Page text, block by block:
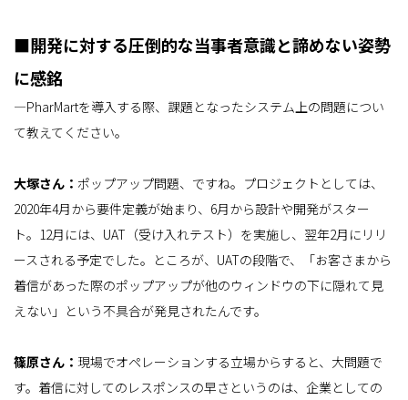
■開発に対する圧倒的な当事者意識と諦めない姿勢
に感銘
―PharMartを導入する際、課題となったシステム上の問題につい
て教えてください。
大塚さん： ポップアップ問題、ですね。プロジェクトとしては、
2020年4月から要件定義が始まり、6月から設計や開発がスター
ト。12月には、UAT（受け入れテスト）を実施し、翌年2月にリリ
ースされる予定でした。ところが、UATの段階で、「お客さまから
着信があった際のポップアップが他のウィンドウの下に隠れて見
えない」という不具合が発見されたんです。
篠原さん： 現場でオペレーションする立場からすると、大問題で
す。着信に対してのレスポンスの早さというのは、企業としての